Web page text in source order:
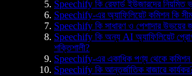
Speechify কি রেফার্ড ইউজারদের নিয়মিত
Speechify-এর অ্যাফিলিয়েট কমিশন কি
Speechify কি সাধারণ ও পেশাদার উভয়ের
Speechify কি অন্য AI অ্যাফিলিয়েট
শক্তিশালী?
Speechify-এর একাধিক পণ্য থেকে
Speechify কি আন্তর্জাতিক বাজারে